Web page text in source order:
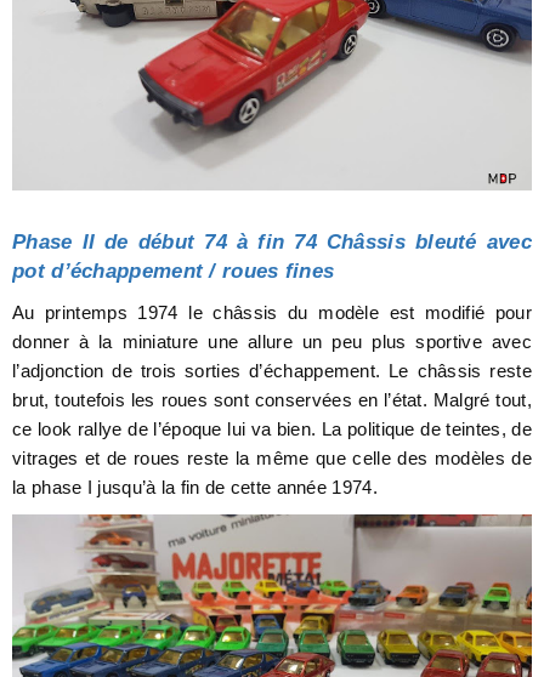
Phase II de début 74 à fin 74 Châssis bleuté avec
pot d’échappement / roues fines
Au printemps 1974 le châssis du modèle est modifié pour
donner à la miniature une allure un peu plus sportive avec
l’adjonction de trois sorties d’échappement. Le châssis reste
brut, toutefois les roues sont conservées en l’état. Malgré tout,
ce look rallye de l’époque lui va bien. La politique de teintes, de
vitrages et de roues reste la même que celle des modèles de
la phase I jusqu’à la fin de cette année 1974.